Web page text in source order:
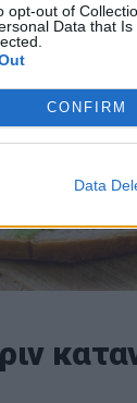
opt-out of
Data that
CONFIRM
Data